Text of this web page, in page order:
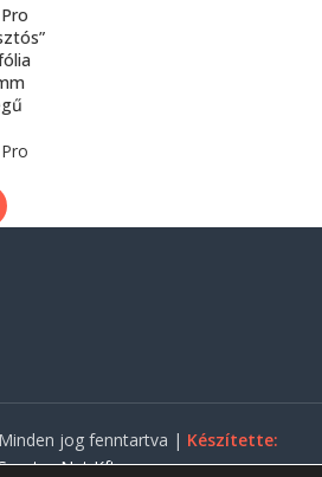
jog fenntartva | Készítette:
Net Kft.